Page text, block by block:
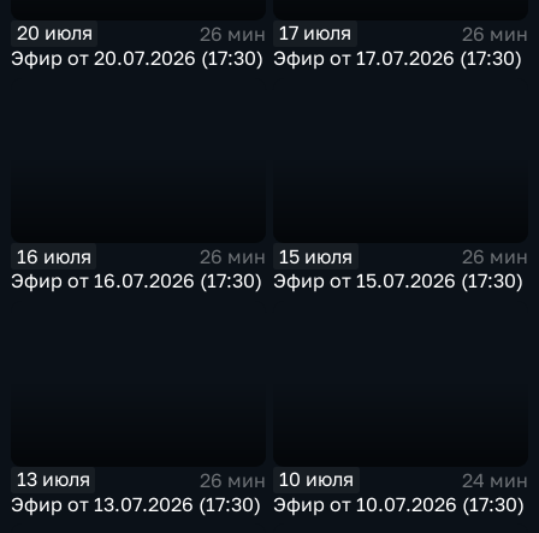
20 июля
26 мин
Эфир от 20.07.2026 (17:30)
17 июля
26 мин
Эфир от 17.07.2026 (17:30)
16 июля
26 мин
Эфир от 16.07.2026 (17:30)
15 июля
26 мин
Эфир от 15.07.2026 (17:30)
13 июля
26 мин
Эфир от 13.07.2026 (17:30)
10 июля
24 мин
Эфир от 10.07.2026 (17:30)